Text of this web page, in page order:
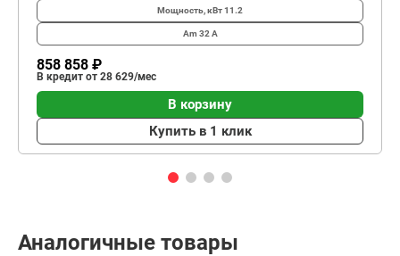
Мощность, кВт11.2
Am 32 А
858 858 ₽
В кредит от 28 629/мес
В корзину
Купить в 1 клик
Аналогичные товары